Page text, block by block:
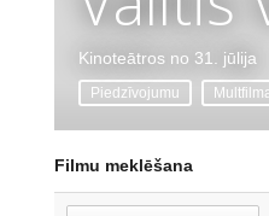
Kinoteātros no 31. jūlija
Piedzīvojumu
Filmu meklēšana